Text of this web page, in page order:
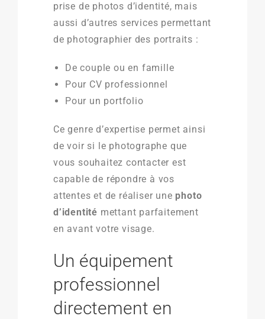
prise de photos d’identité, mais
aussi d’autres services permettant
de photographier des portraits :
De couple ou en famille
Pour CV professionnel
Pour un portfolio
Ce genre d’expertise permet ainsi
de voir si le photographe que
vous souhaitez contacter est
capable de répondre à vos
attentes et de réaliser une photo
d’identité mettant parfaitement
en avant votre visage.
Un équipement
professionnel
directement en